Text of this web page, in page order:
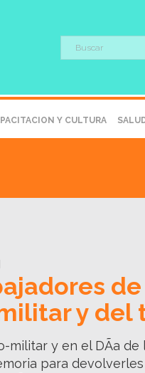
Y CULTURA
y del
militar y en el DÃ­a
para